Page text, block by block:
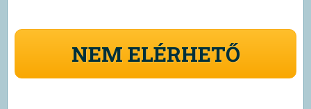
NEM ELÉRHETŐ